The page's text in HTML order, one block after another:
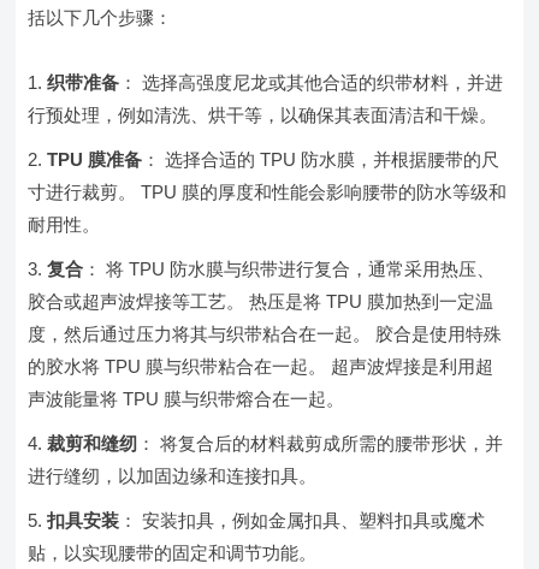
括以下几个步骤：
织带准备 ： 选择高强度尼龙或其他合适的织带材料，并进
行预处理，例如清洗、烘干等，以确保其表面清洁和干燥。
TPU 膜准备 ： 选择合适的 TPU 防水膜，并根据腰带的尺
寸进行裁剪。 TPU 膜的厚度和性能会影响腰带的防水等级和
耐用性。
复合 ： 将 TPU 防水膜与织带进行复合，通常采用热压、
胶合或超声波焊接等工艺。 热压是将 TPU 膜加热到一定温
度，然后通过压力将其与织带粘合在一起。 胶合是使用特殊
的胶水将 TPU 膜与织带粘合在一起。 超声波焊接是利用超
声波能量将 TPU 膜与织带熔合在一起。
裁剪和缝纫 ： 将复合后的材料裁剪成所需的腰带形状，并
进行缝纫，以加固边缘和连接扣具。
扣具安装 ： 安装扣具，例如金属扣具、塑料扣具或魔术
贴，以实现腰带的固定和调节功能。